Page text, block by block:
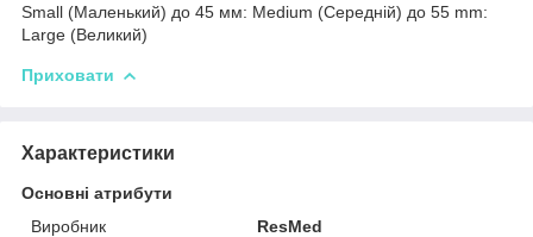
Small (Маленький) до 45 мм: Medium (Середній) до 55 mm:
Large (Великий)
Приховати
Характеристики
Основні атрибути
Виробник
ResMed